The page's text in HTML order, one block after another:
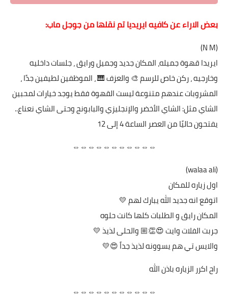
بعض الاراء عن كافيه ايريديا تم نقلها من جوجل ماب:
(N M)
ايريدا قهوة جميله، المكان جديد وجميل ورايق ، جلسات داخليه
وخارجيه ، ركن خاص للرسم 🎨 والعزف 🎹 ، الموظفين لطيفين جدًا ،
المشروبات عندهم متنوعة ليست القهوة فقط يوجد خيارات لمحبين
الشاي مثل: الشاي الأخضر والإنجليزي والبابونج وحتى الشاي نعناع..
يفتحون حاليًا من العصر الساعة 4 إلى 12
⇔⇔⇔⇔⇔⇔⇔⇔⇔⇔⇔
(walaa ali)
اول زياره للمكان
اتوقع انه جديد الله يبارك لهم 💛
المكان رايق و الطلبات كلها كانت حلوه
جربت الفلات وايت 😍👏🏼 والحلى لذيذ 💛
والايس تي هم يسوونه لذيذ جداً 😍💛
راح اكرر الزياره باذن الله
⇔⇔⇔⇔⇔⇔⇔⇔⇔⇔⇔